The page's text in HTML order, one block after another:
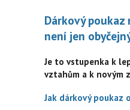
Dárkový
není jen
Je to vstupenka k
vztahům a k novým
Jak dárkový poukaz